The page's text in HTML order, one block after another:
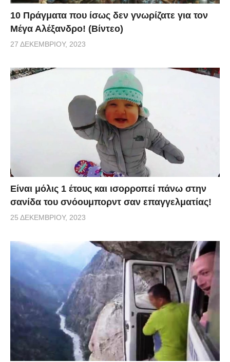
10 Πράγματα που ίσως δεν γνωρίζατε για τον
Μέγα Αλέξανδρο! (Βίντεο)
27 ΔΕΚΕΜΒΡΊΟΥ, 2023
Είναι μόλις 1 έτους και ισορροπεί πάνω στην
σανίδα του σνόουμπορντ σαν επαγγελματίας!
25 ΔΕΚΕΜΒΡΊΟΥ, 2023